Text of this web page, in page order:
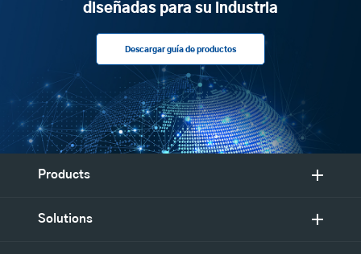
diseñadas para su industria
Descargar guía de productos
Products
Solutions